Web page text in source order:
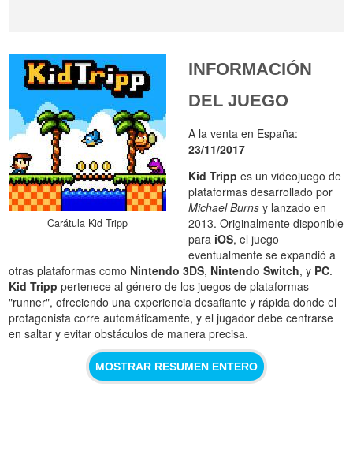
Carátula Kid Tripp
INFORMACIÓN
DEL JUEGO
A la venta en España:
23/11/2017
Kid Tripp es un videojuego de
plataformas desarrollado por
Michael Burns y lanzado en
2013. Originalmente disponible
para iOS, el juego
eventualmente se expandió a
otras plataformas como Nintendo 3DS, Nintendo Switch, y PC.
Kid Tripp pertenece al género de los juegos de plataformas
"runner", ofreciendo una experiencia desafiante y rápida donde el
protagonista corre automáticamente, y el jugador debe centrarse
en saltar y evitar obstáculos de manera precisa.
MOSTRAR RESUMEN ENTERO